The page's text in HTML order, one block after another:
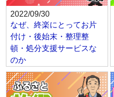
2022/09/30
なぜ、終楽にとってお片
付け・後始末・整理整
頓・処分支援サービスな
のか